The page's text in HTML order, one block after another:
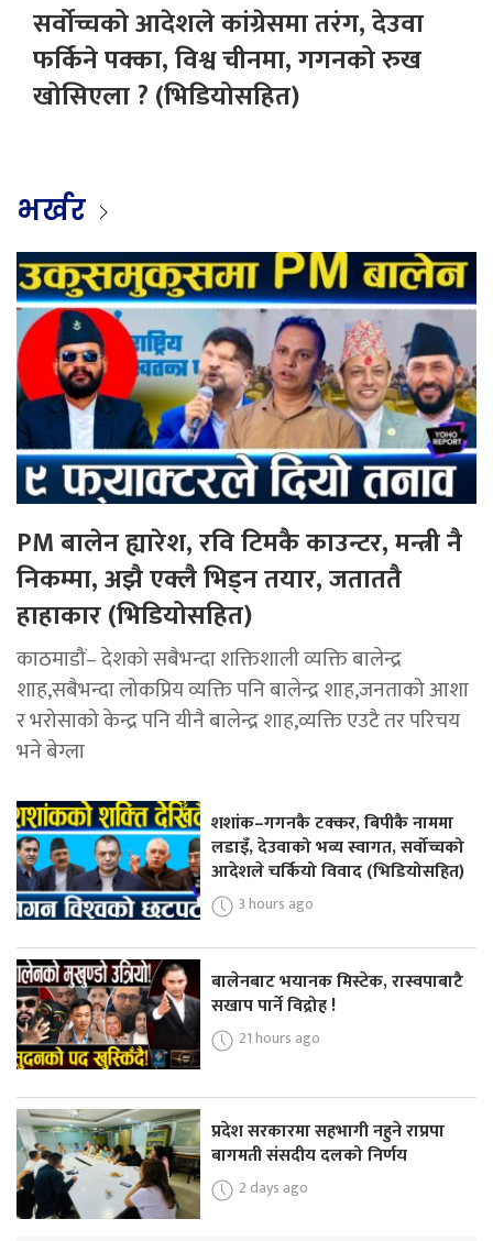
सर्वोच्चको आदेशले कांग्रेसमा तरंग, देउवा
फर्किने पक्का, विश्व चीनमा, गगनको रुख
खोसिएला ? (भिडियोसहित)
भर्खर
PM बालेन ह्यारेश, रवि टिमकै काउन्टर, मन्त्री नै
निकम्मा, अझै एक्लै भिड्न तयार, जताततै
हाहाकार (भिडियोसहित)
काठमाडौं– देशको सबैभन्दा शक्तिशाली व्यक्ति बालेन्द्र
शाह,सबैभन्दा लोकप्रिय व्यक्ति पनि बालेन्द्र शाह,जनताको आशा
र भरोसाको केन्द्र पनि यीनै बालेन्द्र शाह,व्यक्ति एउटै तर परिचय
भने बेग्ला
शशांक–गगनकै टक्कर, बिपीकै नाममा
लडाइँ, देउवाको भव्य स्वागत, सर्वोच्चको
आदेशले चर्कियो विवाद (भिडियोसहित)
3 hours ago
बालेनबाट भयानक मिस्टेक, रास्वपाबाटै
सखाप पार्ने विद्रोह !
21 hours ago
प्रदेश सरकारमा सहभागी नहुने राप्रपा
बागमती संसदीय दलको निर्णय
2 days ago